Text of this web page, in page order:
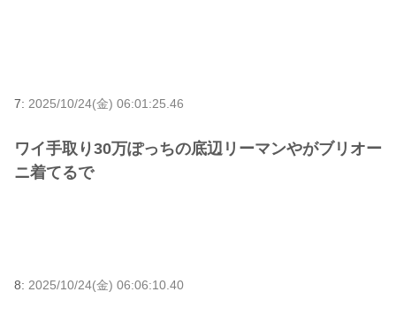
7: 2025/10/24(金) 06:01:25.46
ワイ手取り30万ぽっちの底辺リーマンやがブリオー
ニ着てるで
8: 2025/10/24(金) 06:06:10.40